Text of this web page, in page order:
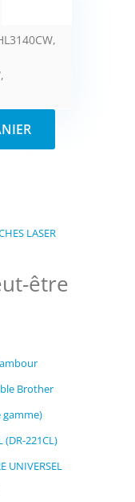
LASER
être
Brother
(DR-221CL)
UNIVERSEL